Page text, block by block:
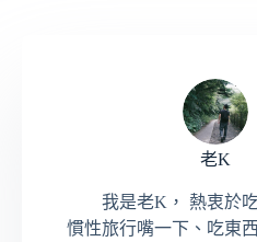
老K
我是老K， 熱衷於
慣性旅行嘴一下、吃東